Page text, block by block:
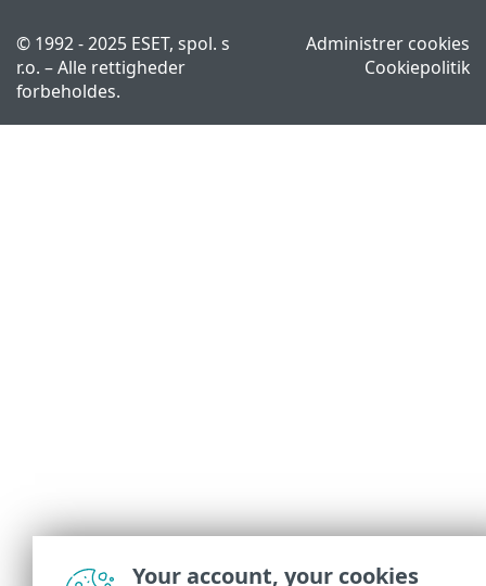
© 1992 - 2025 ESET, spol. s
r.o. – Alle rettigheder
forbeholdes.
Administrer cookies
Cookiepolitik
Your account, your cookies